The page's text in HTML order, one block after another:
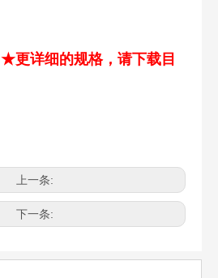
★更详细的规格，请下载目
上一条:
下一条: